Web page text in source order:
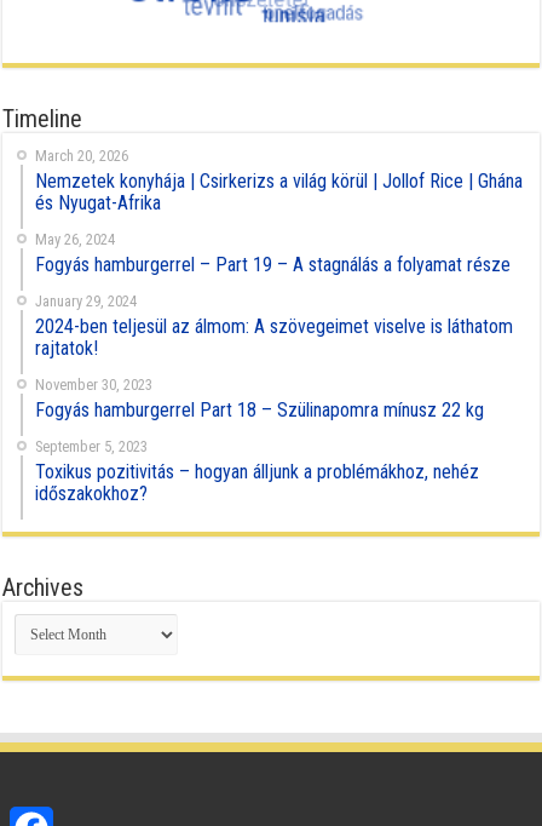
Timeline
March 20, 2026
Nemzetek konyhája | Csirkerizs a világ körül | Jollof Rice | Ghána
és Nyugat-Afrika
May 26, 2024
Fogyás hamburgerrel – Part 19 – A stagnálás a folyamat része
January 29, 2024
2024-ben teljesül az álmom: A szövegeimet viselve is láthatom
rajtatok!
November 30, 2023
Fogyás hamburgerrel Part 18 – Szülinapomra mínusz 22 kg
September 5, 2023
Toxikus pozitivitás – hogyan álljunk a problémákhoz, nehéz
időszakokhoz?
Archives
Archives